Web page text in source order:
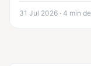
31 Jul 2026 · 4 min